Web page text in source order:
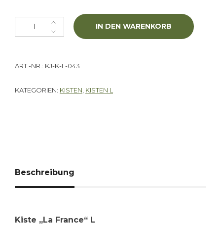
Kiste "La France" L Menge
IN DEN WARENKORB
ART.-NR.: KJ-K-L-043
KATEGORIEN: KISTEN KISTEN L
Beschreibung
Kiste „La France“ L